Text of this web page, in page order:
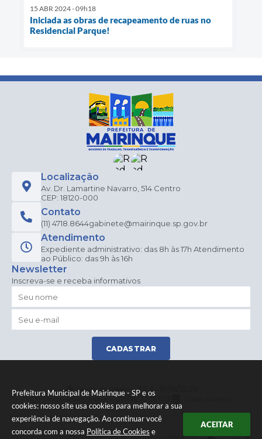
Prefeitura Municipal de Mairinque - SP e os
cookies: nosso site usa cookies para melhorar a sua
experiência de navegação. Ao continuar você
concorda com a nossa Política de Cookies e
ACEITAR
15 ABR 2024 - 09h18
Iniciada as obras de recapeamento de ruas no
Residencial Parque!
Localização
Av. Dr. Lamartine Navarro, 514 Centro
CEP: 18120-000
Contato
(11) 4718.8644gabinete@mairinque.sp.gov.br
Atendimento
Expediente administrativo: das 8h às 17h Atendimento
ao Público: das 9h às 16h
Newsletter
Inscreva-se e receba informativos
CADASTRAR
Versão do Sistema:3.5.3 - 19/06/2026
Portal atualizado em: 07/08/2026 15:31